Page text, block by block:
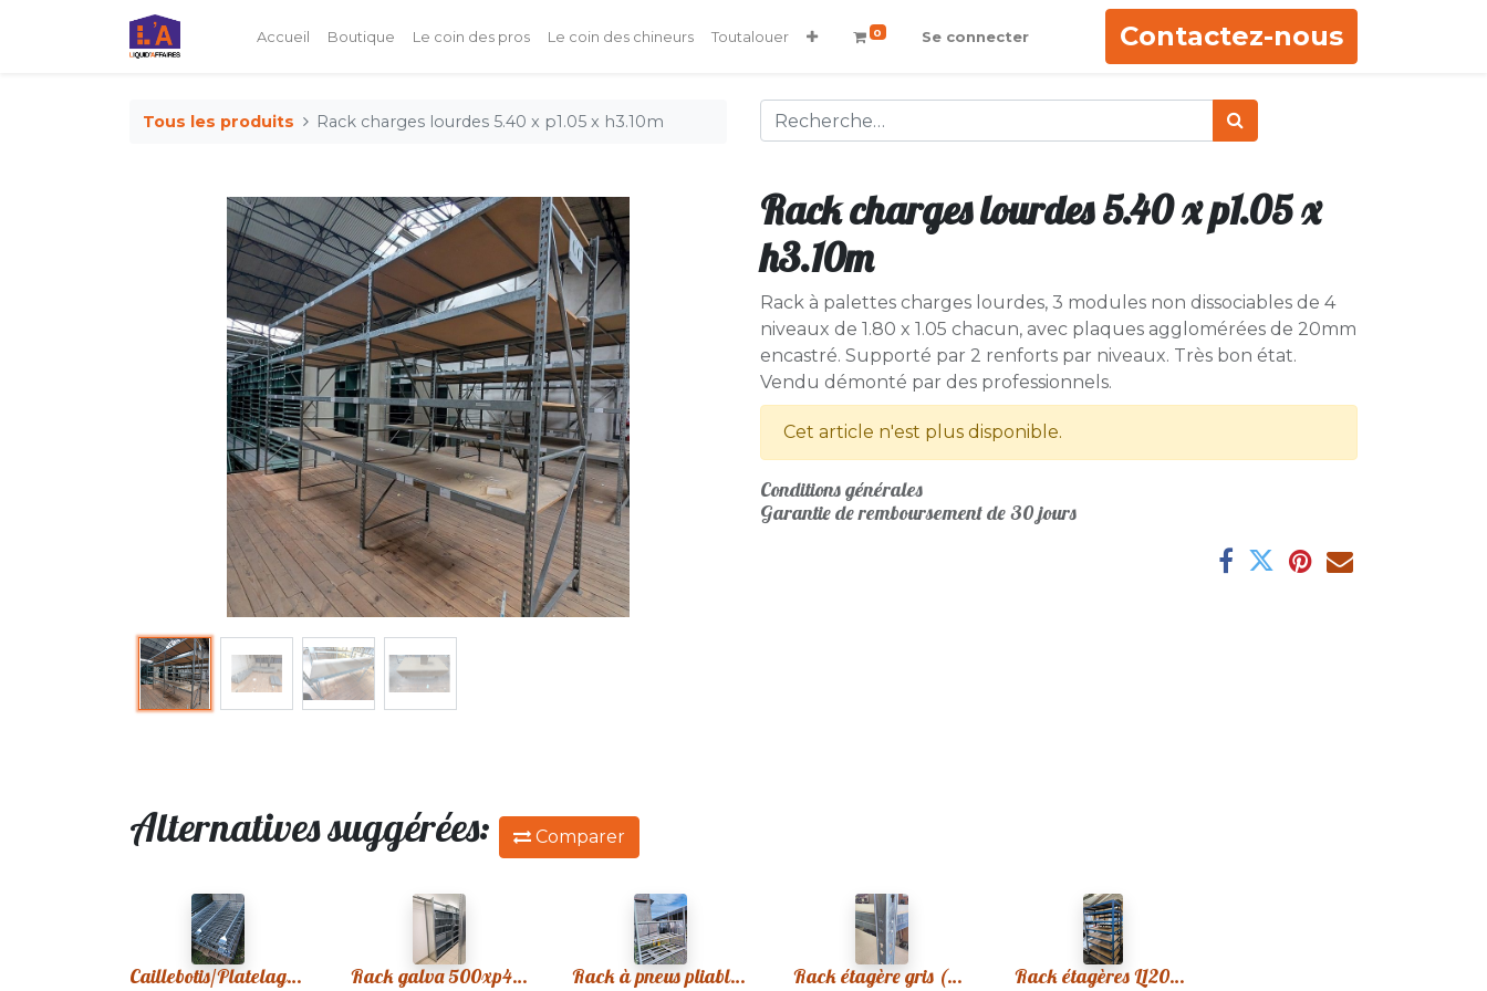
Accueil Boutique Le coin des pros Le coin des chineurs Toutalouer 0 Se connecter Contactez-nous
Tous les produits Rack charges lourdes 5.40 x p1.05 x h3.10m
Rack charges lourdes 5.40 x p1.05 x
h3.10m
Rack à palettes charges lourdes, 3 modules non dissociables de 4
niveaux de 1.80 x 1.05 chacun, avec plaques agglomérées de 20mm
encastré. Supporté par 2 renforts par niveaux. Très bon état.
Vendu démonté par des professionnels.
Cet article n'est plus disponible.
Conditions générales
Garantie de remboursement de 30 jours
Alternatives suggérées: Comparer
Caillebotis/Platelage grillagé pour racks Rack galva 500xp40xh200cm Rack à pneus pliable R01 Rack étagère gris (80) plateaux bois Rack étagères L120xp60xh200cm